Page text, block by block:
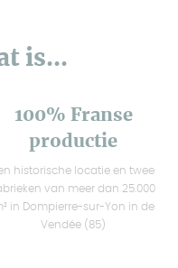
is...
100% Franse
productie
historische locatie en twee
van meer dan 25.000
in Dompierre-sur-Yon in de
Vendée (85)